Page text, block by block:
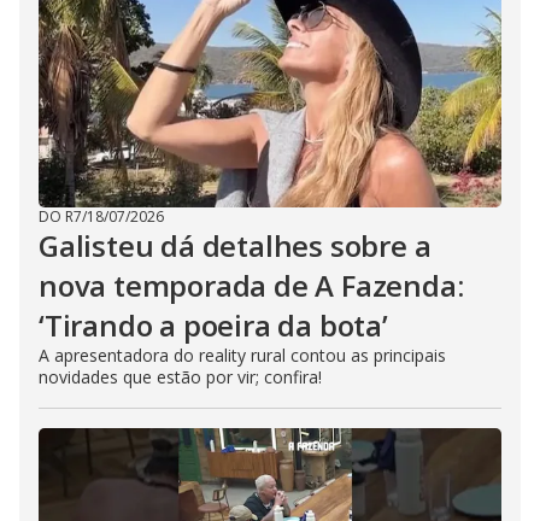
DO R7/18/07/2026
Galisteu dá detalhes sobre a
nova temporada de A Fazenda:
‘Tirando a poeira da bota’
A apresentadora do reality rural contou as principais
novidades que estão por vir; confira!